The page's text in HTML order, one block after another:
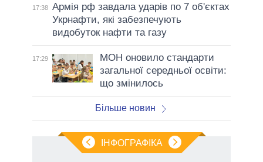
17:38 Армія рф завдала ударів по 7 об'єктах
Укрнафти, які забезпечують
видобуток нафти та газу
17:29
МОН оновило стандарти
загальної середньої освіти:
що змінилось
Більше новин
ІНФОГРАФІКА